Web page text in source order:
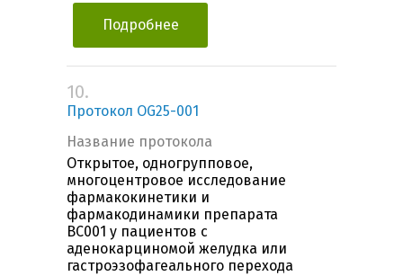
Подробнее
10.
Протокол OG25-001
Название протокола
Открытое, одногрупповое,
многоцентровое исследование
фармакокинетики и
фармакодинамики препарата
BC001 у пациентов с
аденокарциномой желудка или
гастроэзофагеального перехода